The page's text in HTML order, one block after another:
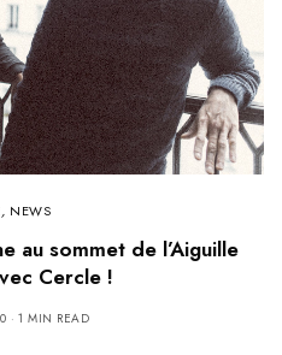
, NEWS
au sommet de l’Aiguille
Cercle !
1 MIN READ